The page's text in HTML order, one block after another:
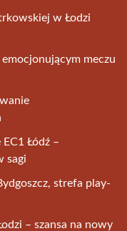
w Łodzi
emocjonującym meczu
Łódź –
sagi
strefa play-
– szansa na nowy